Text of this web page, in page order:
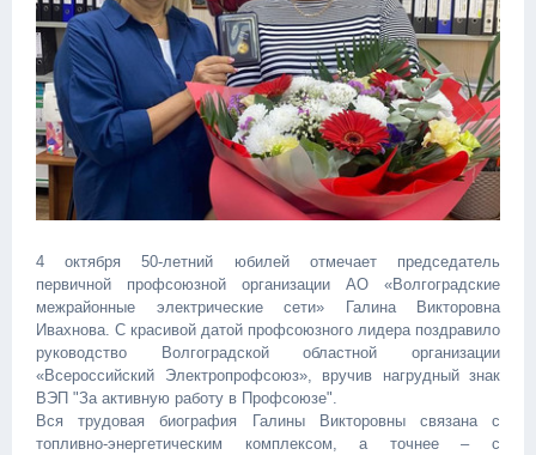
4 октября 50-летний юбилей отмечает председатель
первичной профсоюзной организации АО «Волгоградские
межрайонные электрические сети» Галина Викторовна
Ивахнова. С красивой датой профсоюзного лидера поздравило
руководство Волгоградской областной организации
«Всероссийский Электропрофсоюз», вручив нагрудный знак
ВЭП "За активную работу в Профсоюзе".
Вся трудовая биография Галины Викторовны связана с
топливно-энергетическим комплексом, а точнее – с